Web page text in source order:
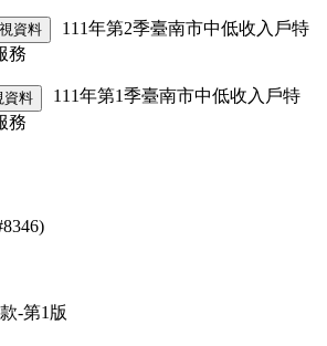
資料
111年第2季臺南市中低收入戶特
務
資料
111年第1季臺南市中低收入戶特
務
-第1版